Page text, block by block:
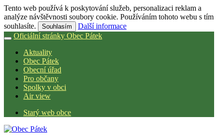
Tento web používá k poskytování služeb, personalizaci reklam a
analýze návštěvnosti soubory cookie. Používáním tohoto webu s tím
souhlasíte.
Souhlasím
Další informace
Oficiální stránky Obec Pátek
Aktuality
Obec Pátek
Obecní úřad
Pro občany
Spolky v obci
Air view
Starý web obce